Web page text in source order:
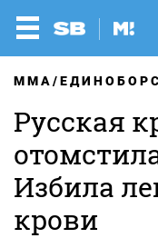
MMA/
Русская
Избила
крови